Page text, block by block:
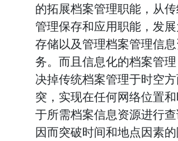
的拓展档案管理职能，从
管理保存和应用职能，发展
存储以及管理档案管理信
务。而且信息化的档案管
决掉传统档案管理于时空
突，实现在任何网络位置
于所需档案信息资源进行查
因而突破时间和地点因素